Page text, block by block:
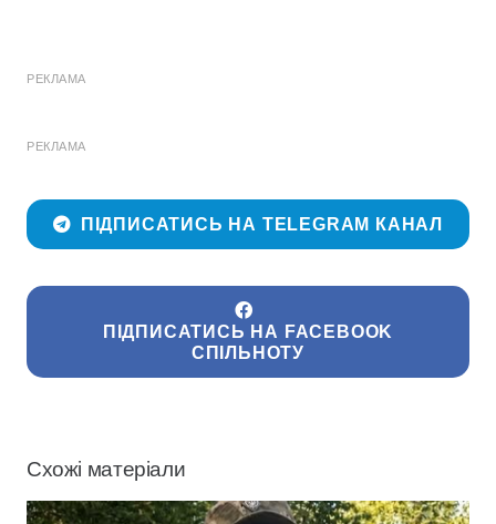
РЕКЛАМА
РЕКЛАМА
ПІДПИСАТИСЬ НА TELEGRAM КАНАЛ
ПІДПИСАТИСЬ НА FACEBOOK
СПІЛЬНОТУ
Схожі матеріали